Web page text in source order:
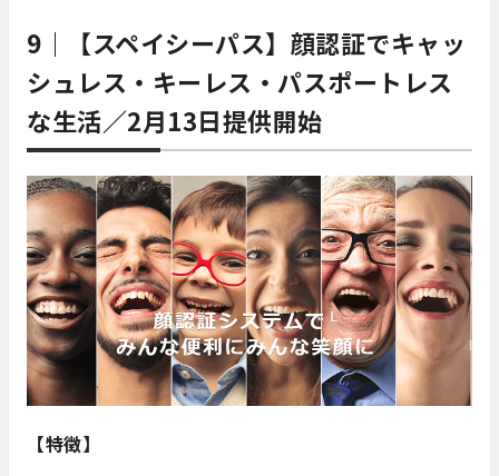
9｜【スペイシーパス】顔認証でキャッ
シュレス・キーレス・パスポートレス
な生活／2月13日提供開始
【特徴】